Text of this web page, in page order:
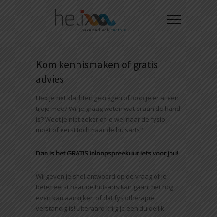
Kom kennismaken of gratis
advies
Heb je net klachten gekregen of loop je er al een
tijdje mee? Wil je graag weten wat eraan de hand
is? Weet je niet zeker of je wel naar de fysio
moet of eerst toch naar de huisarts?
Dan is het GRATIS inloopspreekuur iets voor jou!
Wij geven je snel antwoord op de vraag of je
beter eerst naar de huisarts kan gaan, het nog
even kan aankijken of dat fysiotherapie
verstandig is! Uiteraard krijg je een duidelijk